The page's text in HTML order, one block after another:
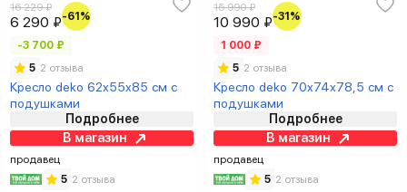
16 229 ₽
6 290 ₽-61%
-3 700 ₽
5 2 отзыва
Кресло deko 62х55х85 см с
подушками
Подробнее
В магазин
продавец
5 2 отзыва
15 990 ₽
10 990 ₽-31%
1 000 ₽
5 2 отзыва
Кресло deko 70х74х78,5 см с
подушками
Подробнее
В магазин
продавец
5 2 отзыва